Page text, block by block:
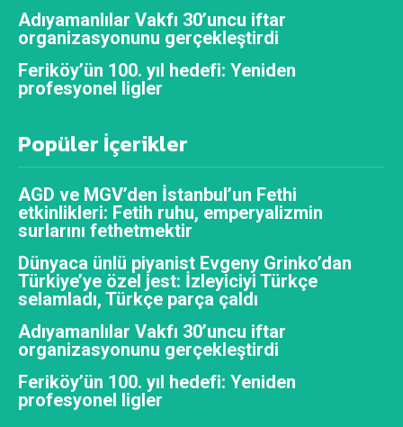
Adıyamanlılar Vakfı 30’uncu iftar
organizasyonunu gerçekleştirdi
Feriköy’ün 100. yıl hedefi: Yeniden
profesyonel ligler
Popüler İçerikler
AGD ve MGV’den İstanbul’un Fethi
etkinlikleri: Fetih ruhu, emperyalizmin
surlarını fethetmektir
Dünyaca ünlü piyanist Evgeny Grinko’dan
Türkiye’ye özel jest: İzleyiciyi Türkçe
selamladı, Türkçe parça çaldı
Adıyamanlılar Vakfı 30’uncu iftar
organizasyonunu gerçekleştirdi
Feriköy’ün 100. yıl hedefi: Yeniden
profesyonel ligler